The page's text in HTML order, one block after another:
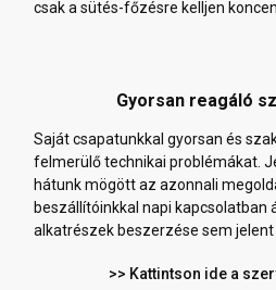
csak a sütés-főzésre kelljen
Gyorsan reagáló
Saját csapatunkkal gyorsan és
felmerülő technikai problémákat.
hátunk mögött az azonnali
beszállítóinkkal napi kapcsolatban
alkatrészek beszerzése sem jelent
>> Kattintson ide a